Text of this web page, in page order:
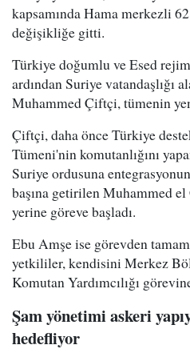
kapsamında Hama merkezli
değişikliğe gitti.
Türkiye doğumlu ve Esed
ardından Suriye vatandaşlığı
Muhammed Çiftçi, tümenin
Çiftçi, daha önce Türkiye
Tümeni'nin komutanlığını
Suriye ordusuna
başına getirilen Muhammed
yerine göreve başladı.
Ebu Amşe ise görevden
yetkililer, kendisini Merkez
Komutan Yardımcılığı
Şam yönetimi askeri
hedefliyor